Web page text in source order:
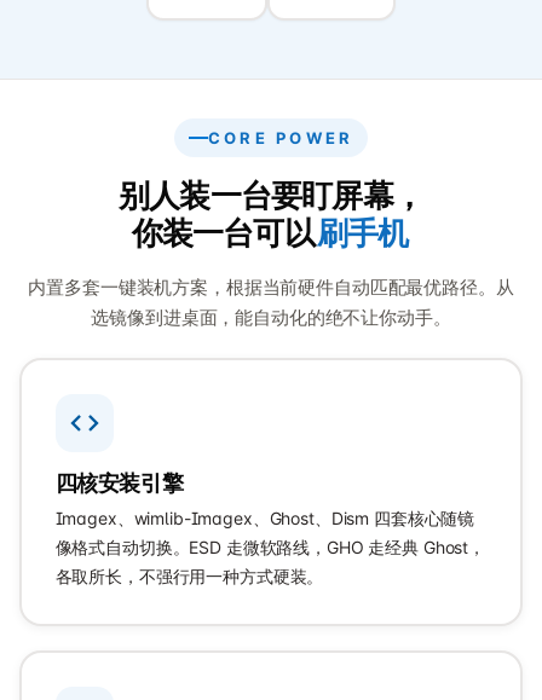
CORE POWER
别人装一台要盯屏幕，
你装一台可以刷手机
内置多套一键装机方案，根据当前硬件自动匹配最优路径。从
选镜像到进桌面，能自动化的绝不让你动手。
四核安装引擎
Imagex、wimlib-Imagex、Ghost、Dism 四套核心随镜
像格式自动切换。ESD 走微软路线，GHO 走经典 Ghost，
各取所长，不强行用一种方式硬装。